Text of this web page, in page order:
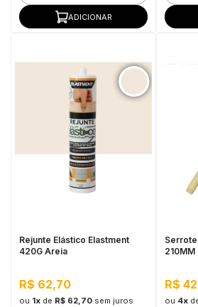
ADICIONAR
Rejunte Elástico Elastment
420G Areia
R$ 62,70
ou 1xde R$ 62,70 sem juros
210MM
R$
ou 4x